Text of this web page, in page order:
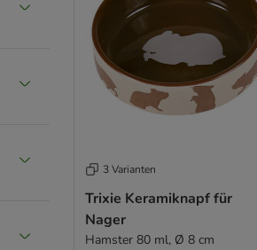
3 Varianten
Trixie Keramiknapf für
Nager
Hamster 80 ml, Ø 8 cm